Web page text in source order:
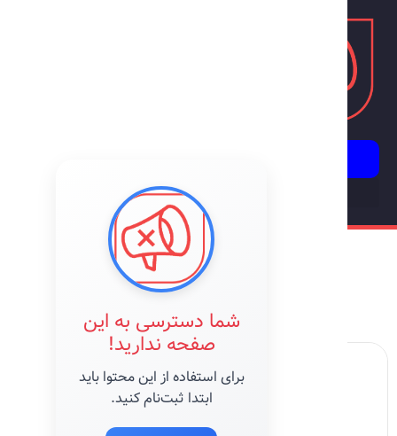
شما دسترسی به این
صفحه ندارید!
برای استفاده از این محتوا باید
ابتدا ثبت‌نام کنید.